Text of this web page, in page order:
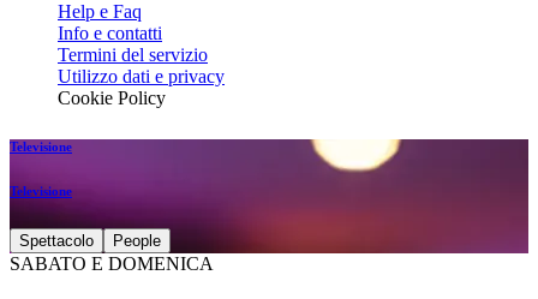
Help e Faq
Info e contatti
Termini del servizio
Utilizzo dati e privacy
Cookie Policy
Televisione
Televisione
Spettacolo People
SABATO E DOMENICA